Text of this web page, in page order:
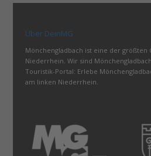
Über DeinMG
Mönchengladbach ist eine der größten
Niederrhein. Wir sind
Touristik-Portal: Erlebe
am linken Niederrhein.